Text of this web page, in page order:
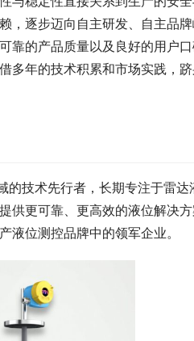
，逐步迈向自主研发、自主品
靠的产品质量以及良好的用户口
多年的技术积累和市场实践，
的技术先行者，长期专注于雷达
更可靠、更高效的液位解决方
位测控品牌中的领军企业。